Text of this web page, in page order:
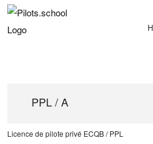
PPL / A
Licence de pilote privé ECQB / PPL